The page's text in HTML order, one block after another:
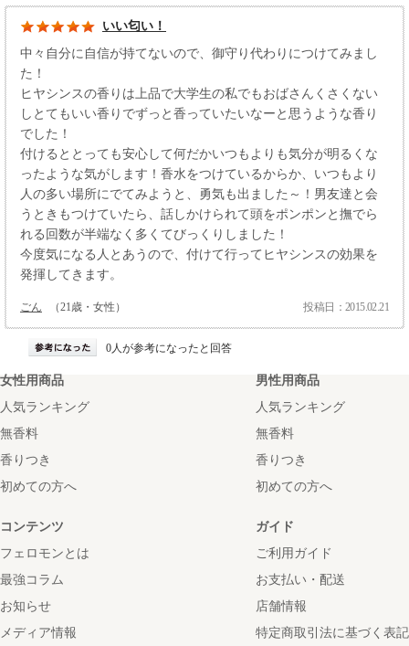
いい匂い！
中々自分に自信が持てないので、御守り代わりにつけてみまし
た！
ヒヤシンスの香りは上品で大学生の私でもおばさんくさくない
しとてもいい香りでずっと香っていたいなーと思うような香り
でした！
付けるととっても安心して何だかいつもよりも気分が明るくな
ったような気がします！香水をつけているからか、いつもより
人の多い場所にでてみようと、勇気も出ました～！男友達と会
うときもつけていたら、話しかけられて頭をポンポンと撫でら
れる回数が半端なく多くてびっくりしました！
今度気になる人とあうので、付けて行ってヒヤシンスの効果を
発揮してきます。
ごん （21歳・女性） 投稿日：2015.02.21
0人が参考になったと回答
女性用商品
人気ランキング
無香料
香りつき
初めての方へ
男性用商品
人気ランキング
無香料
香りつき
初めての方へ
コンテンツ
フェロモンとは
最強コラム
お知らせ
メディア情報
ガイド
ご利用ガイド
お支払い・配送
店舗情報
特定商取引法に基づく表記